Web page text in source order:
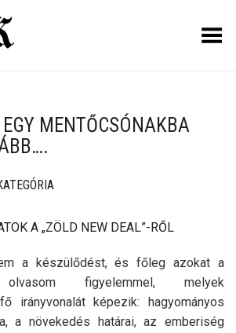
Toggle Menu
MENTŐCSÓNAKBA
A „ZÖLD NEW DEAL”-RŐL
a készülődést, és főleg azokat a
olvasom figyelemmel, melyek
irányvonalát képezik: hagyományos
a növekedés határai, az emberiség